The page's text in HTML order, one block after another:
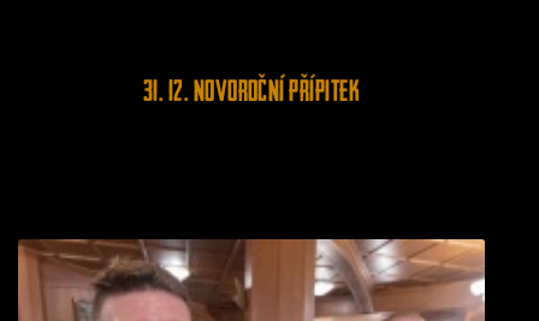
31. 12. Novoroční přípitek